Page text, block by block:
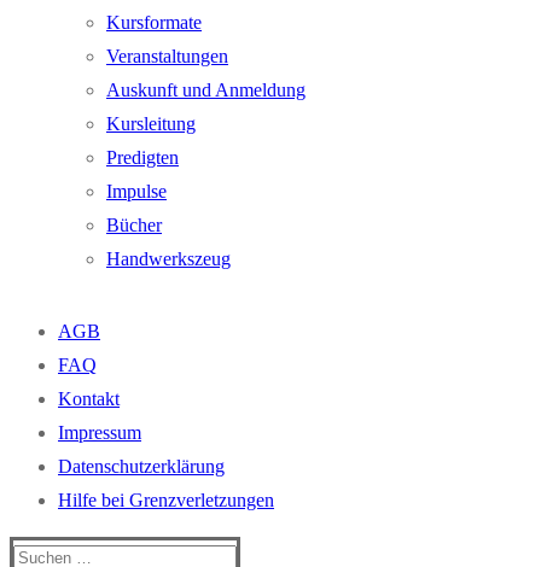
Kursformate
Veranstaltungen
Auskunft und Anmeldung
Kursleitung
Predigten
Impulse
Bücher
Handwerkszeug
AGB
FAQ
Kontakt
Impressum
Datenschutzerklärung
Hilfe bei Grenzverletzungen
Suchen